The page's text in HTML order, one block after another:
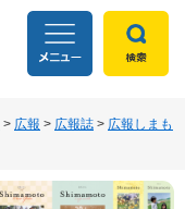
> 広報 > 広報誌 > 広報しまも